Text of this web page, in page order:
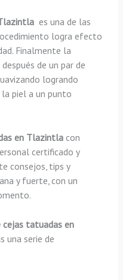
es una de las
logra efecto
Finalmente la
de un par de
logrando
piel a un punto
en Tlazintlacon
certificado y
consejos, tips y
y fuerte, con un
cejas tatuadas en
una serie de